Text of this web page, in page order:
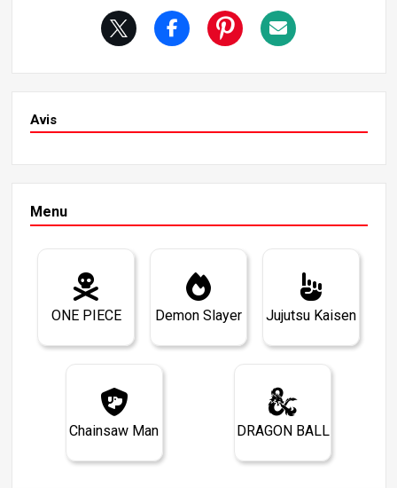
Avis
Menu
ONE PIECE Demon Slayer Jujutsu Kaisen
Chainsaw Man DRAGON BALL